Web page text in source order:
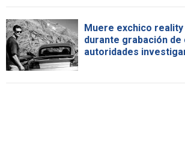
Muere exchico reality
durante grabación de
autoridades